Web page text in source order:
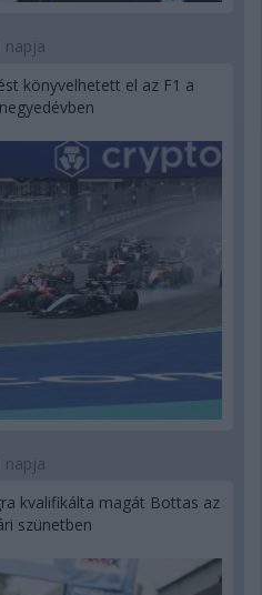
napja
könyvelhetett el az F1 a
napja
kvalifikálta magát Bottas az
szünetben